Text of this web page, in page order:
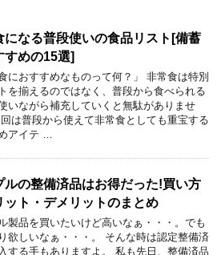
になる普段使いの食品リスト[備蓄
すめの15選]
食におすすめなものって何？」 非常食は特別
を揃えるのではなく、普段から食べられる
いながら補充していくと無駄がありませ
は普段から使えて非常食としても重宝する
アイテ …
ルの整備済品はお得だった!買い方
ット・デメリットのまとめ
製品を買いたいけど高いなぁ・・・。でも
欲しいなぁ・・・。 そんな時は認定整備済
する手もありますよ。 私も先日、整備済品